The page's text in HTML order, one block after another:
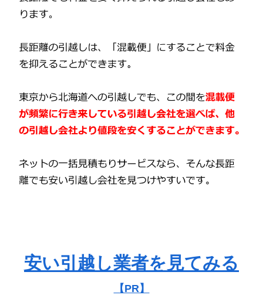
安い引越し業者を見てみる
【PR】